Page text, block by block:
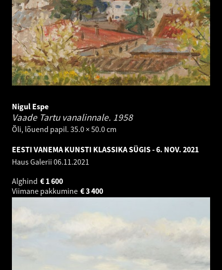
Nigul Espe
Vaade Tartu vanalinnale. 1958
Õli, lõuend papil. 35.0 × 50.0 cm
EESTI VANEMA KUNSTI KLASSIKA SÜGIS - 6. NOV. 2021
Haus Galerii 06.11.2021
Alghind
1 600
€
Viimane pakkumine
3 400
€